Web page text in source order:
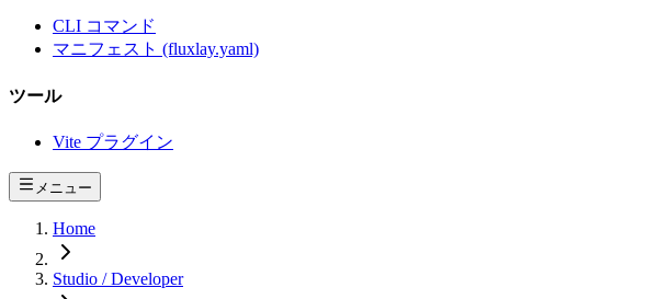
CLI コマンド
マニフェスト (fluxlay.yaml)
ツール
Vite プラグイン
メニュー
Home
Studio / Developer